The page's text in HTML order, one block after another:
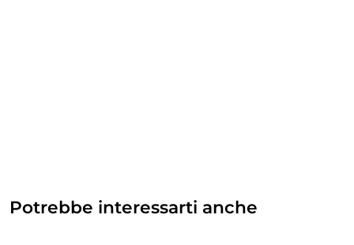
Potrebbe interessarti anche